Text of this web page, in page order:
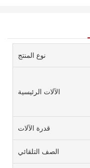
نوع المنتج
الآلات الرئيسية
قدرة الآلات
الصف التلقائي